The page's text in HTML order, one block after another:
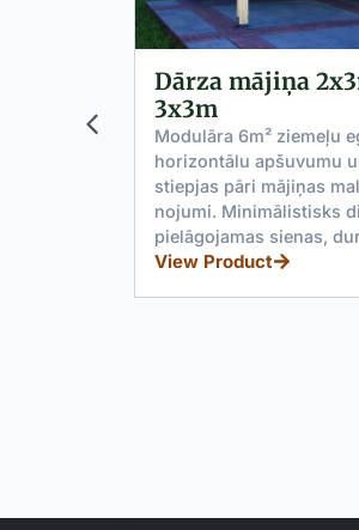
Dārza mājiņa
Modulāra 12m² liela
mājiņa ar horizontālu
jumtu. Tā ir kompakta,
kas nodrošina dārza
tīrību.
View Product